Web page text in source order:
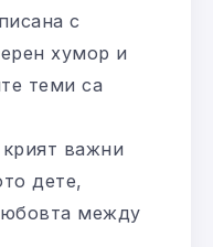
с
хумор и
теми са
важни
дете,
между